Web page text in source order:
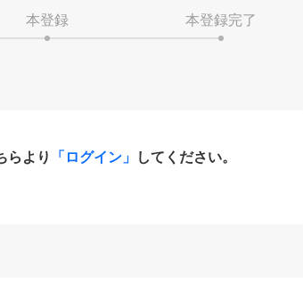
本登録 本登録完了
らより 「ログイン」 してください。